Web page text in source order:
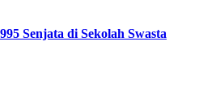
Senjata di Sekolah Swasta